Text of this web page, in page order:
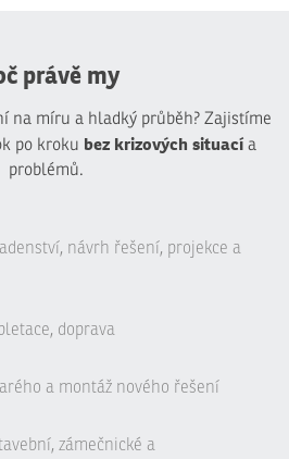
právě my
na míru a hladký průběh? Zajistíme
po kroku bez krizových situacía
problémů.
návrh řešení, projekce a
doprava
a montáž nového řešení
zámečnické a